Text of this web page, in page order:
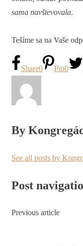
sama navštevovala.
Tešíme sa na Vaše
Share0 Pin0
By
See all posts by
Post
Previous article